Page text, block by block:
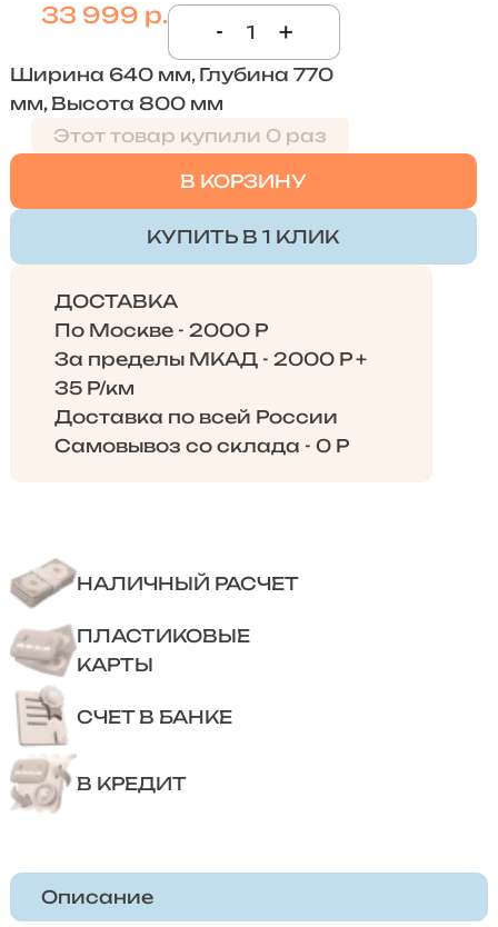
33 999 р.
- +
Ширина 640 мм, Глубина 770
мм, Высота 800 мм
Этот товар купили 0 раз
В КОРЗИНУ
КУПИТЬ В 1 КЛИК
ДОСТАВКА
По Москве - 2000 Р
За пределы МКАД - 2000 Р +
35 Р/км
Доставка по всей России
Самовывоз со склада - 0 Р
НАЛИЧНЫЙ РАСЧЕТ
ПЛАСТИКОВЫЕ
КАРТЫ
СЧЕТ В БАНКЕ
В КРЕДИТ
Описание